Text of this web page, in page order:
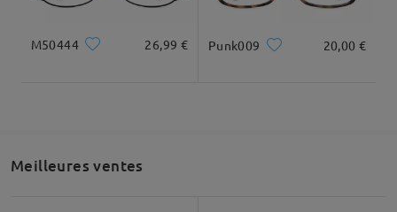
Largeur des verres Hauteur des verres
Largeur du pont
Mettre en évidence les spécificités
M50444 26,99 € Punk009 20,00 €
Meilleures ventes